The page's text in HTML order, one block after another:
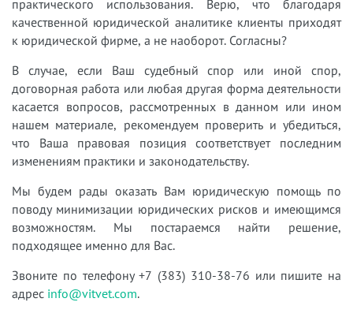
практического использования. Верю, что благодаря
качественной юридической аналитике клиенты приходят
к юридической фирме, а не наоборот. Согласны?
В случае, если Ваш судебный спор или иной спор,
договорная работа или любая другая форма деятельности
касается вопросов, рассмотренных в данном или ином
нашем материале, рекомендуем проверить и убедиться,
что Ваша правовая позиция соответствует последним
изменениям практики и законодательству.
Мы будем рады оказать Вам юридическую помощь по
поводу минимизации юридических рисков и имеющимся
возможностям. Мы постараемся найти решение,
подходящее именно для Вас.
Звоните по телефону +7 (383) 310-38-76 или пишите на
адрес info@vitvet.com.